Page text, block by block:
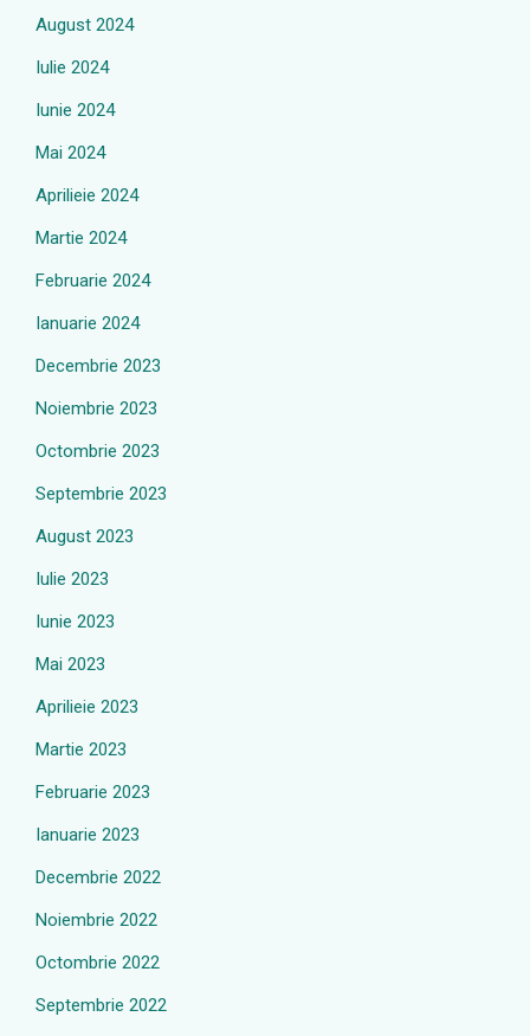
August 2024
Iulie 2024
Iunie 2024
Mai 2024
Aprilieie 2024
Martie 2024
Februarie 2024
Ianuarie 2024
Decembrie 2023
Noiembrie 2023
Octombrie 2023
Septembrie 2023
August 2023
Iulie 2023
Iunie 2023
Mai 2023
Aprilieie 2023
Martie 2023
Februarie 2023
Ianuarie 2023
Decembrie 2022
Noiembrie 2022
Octombrie 2022
Septembrie 2022